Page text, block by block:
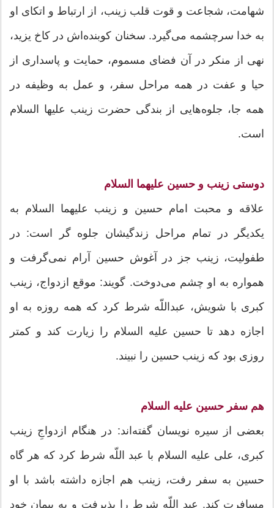
شهامت، شجاعت و قوت قلب زینب، از ارتباط و اتکای او
به خدا سرچشمه می‌گیرد. سخنان کوبنده‌اش در کاخ یزید،
نهی از منکر در آن فضای مسموم، حمایت و پاسداری از
حیا و عفت در همه مراحل سفر، و عمل به وظیفه در
همه جا، جلوه‌هایی از بندگی حضرت زینب علیها السلام
است.
دوستی زینب و حسین علیهما السلام
علاقه و محبت امام حسین و زینب علیهما السلام به
یکدیگر در تمام مراحل زندگیشان جلوه گر است: در
طفولیت، زینب جز در آغوش حسین آرام نمی‌گرفت و
همواره به او چشم می‌دوخت. گویند: موقع ازدواج، زینب
کبری با شویش، عبداللّه شرط کرد که همه روزه به او
اجازه دهد تا حسین علیه السلام را زیارت کند و کمتر
روزی بود که زینب حسین را نبیند.
هم سفر حسین علیه السلام
بعضی از سیره نویسان گفته‌اند: در هنگام ازدواجِ زینب
کبری، علی علیه السلام با عبد اللّه شرط کرد که هر گاه
حسین به سفر رفت، زینب هم اجازه داشته باشد با او
مسافرت کند. عبد اللّه شرط را پذیرفت و به پیمان خود